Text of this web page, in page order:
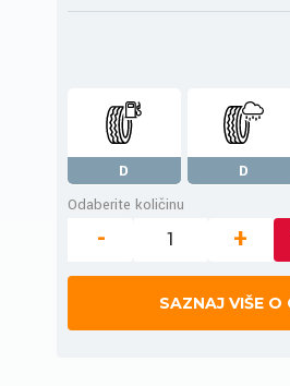
D D
Odaberite količinu
- +
SAZNAJ VIŠE O